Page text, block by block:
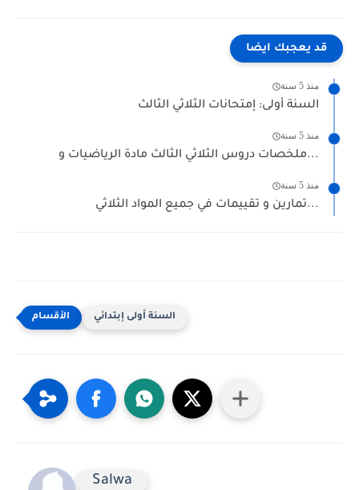
قد يعجبك ايضا
منذ 5 سنة
السنة أولى: إمتحانات الثلاثي الثالث
منذ 5 سنة
ملخصات دروس الثلاثي الثالث مادة الرياضيات و...
منذ 5 سنة
تمارين و تقييمات في جميع المواد الثلاثي...
السنة أولى إبتدائي
Salwa